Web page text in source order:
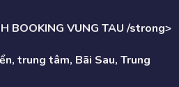
BOOKING VUNG TAU /strong>
trung tâm, Bãi Sau, Trung